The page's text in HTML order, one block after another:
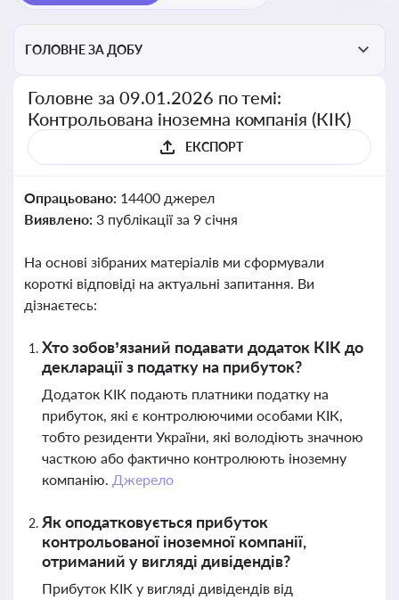
ГОЛОВНЕ ЗА ДОБУ
Головне за 09.01.2026 по темі:
Контрольована іноземна компанія (КІК)
ЕКСПОРТ
Опрацьовано: 14400 джерел
Виявлено: 3 публікації за 9 січня
На основі зібраних матеріалів ми сформували
короткі відповіді на актуальні запитання. Ви
дізнаєтесь:
Хто зобов’язаний подавати додаток КІК до
декларації з податку на прибуток?
Додаток КІК подають платники податку на
прибуток, які є контролюючими особами КІК,
тобто резиденти України, які володіють значною
часткою або фактично контролюють іноземну
компанію. Джерело
Як оподатковується прибуток
контрольованої іноземної компанії,
отриманий у вигляді дивідендів?
Прибуток КІК у вигляді дивідендів від